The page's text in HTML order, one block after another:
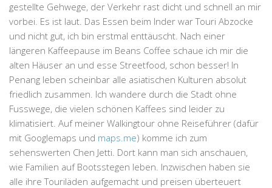
gestellte Gehwege, der Verkehr rast dicht und schnell an mir
vorbei. Es ist laut. Das Essen beim Inder war Touri Abzocke
und nicht gut, ich bin erstmal enttäuscht. Nach einer
längeren Kaffeepause im Beans Coffee schaue ich mir die
alten Häuser an und esse Streetfood, schon besser! In
Penang leben scheinbar alle asiatischen Kulturen absolut
friedlich zusammen. Ich wandere durch die Stadt ohne
Fusswege, die vielen schönen Kaffees sind leider zu
klimatisiert. Auf meiner Walkingtour ohne Reiseführer (dafür
mit Googlemaps und maps.me) komme ich zum
sehenswerten Chen Jetti. Dort kann man sich anschauen,
wie Familien auf Bootsstegen leben. Inzwischen haben sie
alle ihre Touriläden aufgemacht und preisen überteuert